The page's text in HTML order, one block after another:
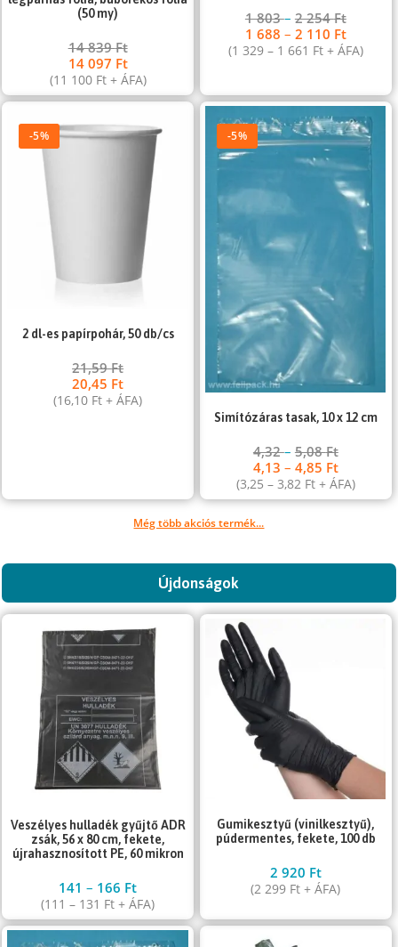
(50 my)
14 839Ft
14 097 Ft
(11 100 Ft+ ÁFA)
1 803– 2 254Ft
1 688 – 2 110 Ft
(1 329 – 1 661 Ft+ ÁFA)
-5%
2 dl-es papírpohár, 50 db/cs
21,59Ft
20,45 Ft
(16,10 Ft + ÁFA)
-5%
Simítózáras tasak, 10 x 12 cm
4,32– 5,08Ft
4,13 – 4,85 Ft
(3,25 – 3,82 Ft+ ÁFA)
Még több akciós termék...
Újdonságok
Veszélyes hulladék gyűjtő ADR
zsák, 56 x 80 cm, fekete,
újrahasznosított PE, 60 mikron
141– 166 Ft
(111– 131 Ft + ÁFA)
Gumikesztyű (vinilkesztyű),
púdermentes, fekete, 100 db
2 920 Ft
(2 299 Ft + ÁFA)